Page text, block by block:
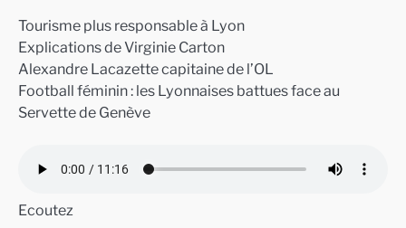
Tourisme plus responsable à Lyon
Explications de Virginie Carton
Alexandre Lacazette capitaine de l’OL
Football féminin : les Lyonnaises battues face au
Servette de Genève
Ecoutez